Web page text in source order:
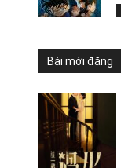
Bài mới đăng